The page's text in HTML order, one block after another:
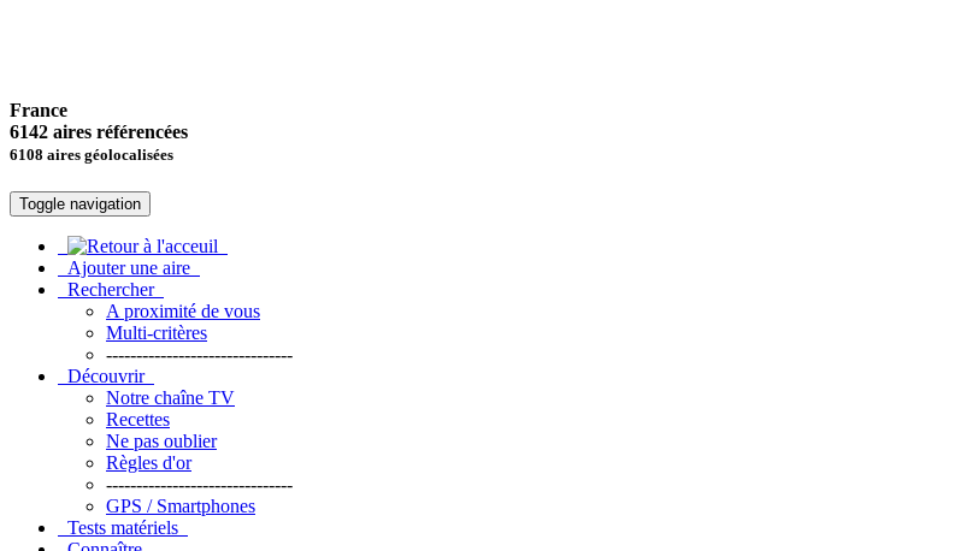
France
6142 aires référencées
6108 aires géolocalisées
Toggle navigation
Ajouter une aire
Rechercher
A proximité de vous
Multi-critères
-------------------------------
Découvrir
Notre chaîne TV
Recettes
Ne pas oublier
Règles d'or
-------------------------------
GPS / Smartphones
Tests matériels